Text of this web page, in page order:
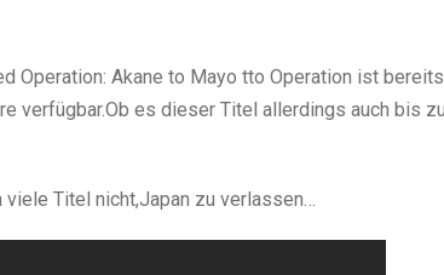
Operation: Akane to Mayo tto Operation ist
verfügbar.Ob es dieser Titel allerdings auch bis
Titel nicht,Japan zu verlassen…